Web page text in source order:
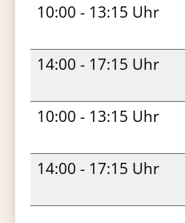
10:00 - 13:15 Uhr
14:00 - 17:15 Uhr
10:00 - 13:15 Uhr
14:00 - 17:15 Uhr